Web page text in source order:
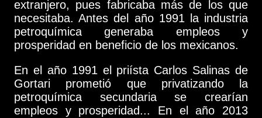
extranjero, pues fabricaba más de los que
necesitaba. Antes del año 1991 la industria
petroquímica generaba empleos y
prosperidad en beneficio de los mexicanos.
En el año 1991 el priísta Carlos Salinas de
Gortari prometió que privatizando la
petroquímica secundaria se crearían
empleos y prosperidad... En el año 2013